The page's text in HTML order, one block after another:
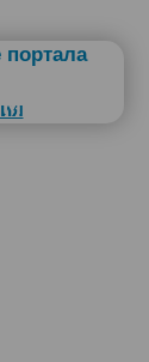
портала